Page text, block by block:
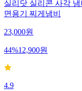
실리닷 실리콘 사각
면용기 찌게냄비
23,000원
44%12,900원